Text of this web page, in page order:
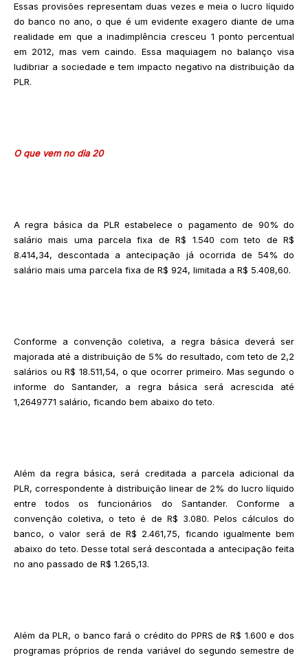
Essas provisões representam duas vezes e meia o lucro líquido
do banco no ano, o que é um evidente exagero diante de uma
realidade em que a inadimplência cresceu 1 ponto percentual
em 2012, mas vem caindo. Essa maquiagem no balanço visa
ludibriar a sociedade e tem impacto negativo na distribuição da
PLR.
O que vem no dia 20
A regra básica da PLR estabelece o pagamento de 90% do
salário mais uma parcela fixa de R$ 1.540 com teto de R$
8.414,34, descontada a antecipação já ocorrida de 54% do
salário mais uma parcela fixa de R$ 924, limitada a R$ 5.408,60.
Conforme a convenção coletiva, a regra básica deverá ser
majorada até a distribuição de 5% do resultado, com teto de 2,2
salários ou R$ 18.511,54, o que ocorrer primeiro. Mas segundo o
informe do Santander, a regra básica será acrescida até
1,2649771 salário, ficando bem abaixo do teto.
Além da regra básica, será creditada a parcela adicional da
PLR, correspondente à distribuição linear de 2% do lucro líquido
entre todos os funcionários do Santander. Conforme a
convenção coletiva, o teto é de R$ 3.080. Pelos cálculos do
banco, o valor será de R$ 2.461,75, ficando igualmente bem
abaixo do teto. Desse total será descontada a antecipação feita
no ano passado de R$ 1.265,13.
Além da PLR, o banco fará o crédito do PPRS de R$ 1.600 e dos
programas próprios de renda variável do segundo semestre de